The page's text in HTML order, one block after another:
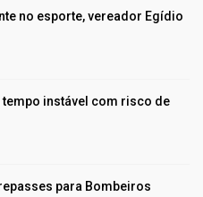
no esporte, vereador Egídio
tempo instável com risco de
para Bombeiros